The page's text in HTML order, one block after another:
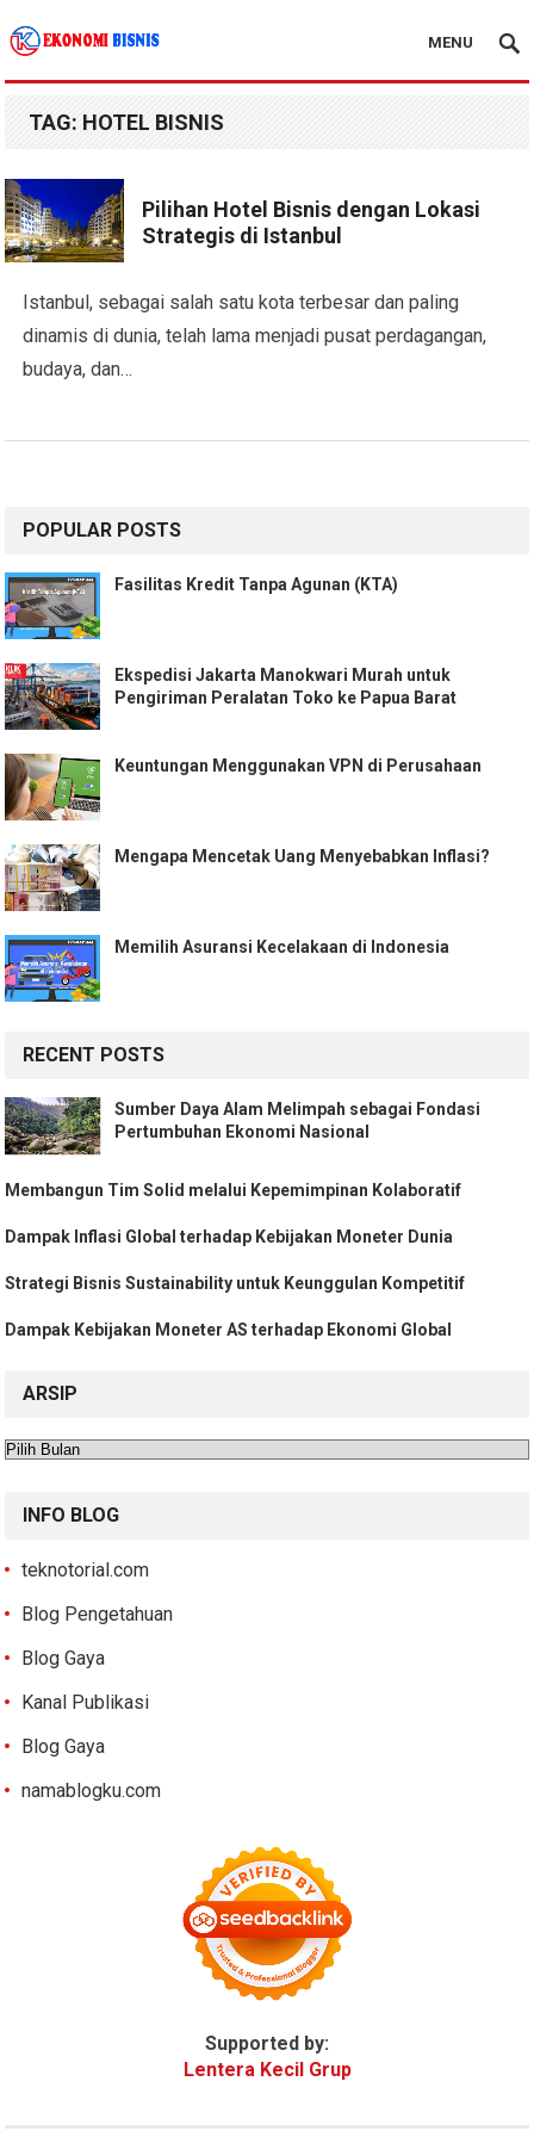
Kanal Ekonomi Bisnis
MENU
TAG: HOTEL BISNIS
Pilihan Hotel Bisnis dengan Lokasi
Strategis di Istanbul
Istanbul, sebagai salah satu kota terbesar dan paling
dinamis di dunia, telah lama menjadi pusat perdagangan,
budaya, dan…
POPULAR POSTS
Fasilitas Kredit Tanpa Agunan (KTA)
Ekspedisi Jakarta Manokwari Murah untuk
Pengiriman Peralatan Toko ke Papua Barat
Keuntungan Menggunakan VPN di Perusahaan
Mengapa Mencetak Uang Menyebabkan Inflasi?
Memilih Asuransi Kecelakaan di Indonesia
RECENT POSTS
Sumber Daya Alam Melimpah sebagai Fondasi
Pertumbuhan Ekonomi Nasional
Membangun Tim Solid melalui Kepemimpinan Kolaboratif
Dampak Inflasi Global terhadap Kebijakan Moneter Dunia
Strategi Bisnis Sustainability untuk Keunggulan Kompetitif
Dampak Kebijakan Moneter AS terhadap Ekonomi Global
ARSIP
Arsip
INFO BLOG
teknotorial.com
Blog Pengetahuan
Blog Gaya
Kanal Publikasi
Blog Gaya
namablogku.com
Supported by:
Lentera Kecil Grup